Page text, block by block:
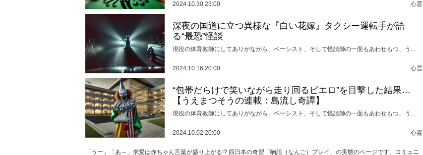
2024.10.30 23:00 心霊
深夜の国道に立つ異様な『白い花嫁』タクシー運転手が語
る“最恐”怪談
現役の体育教師にしてありがながら、ベーシスト、そして怪談師の一面もあわせもつ、う...
2024.10.16 20:00 心霊
“包帯だらけで笑いながら走り回るピエロ”を目撃した結果…
【うえまつそうの連載：島流し奇譚】
現役の体育教師にしてありがながら、ベーシスト、そして怪談師の一面もあわせもつ、う...
2024.10.02 20:00 心霊
「うー」「あ～」求愛は赤ちゃん言葉が盛り上がる!? 西日本の奇習「喃語（なんご）プレイ」の実態のページです。 コミュニ